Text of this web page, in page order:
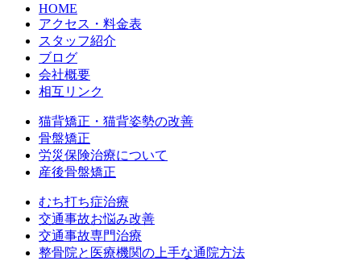
HOME
アクセス・料金表
スタッフ紹介
ブログ
会社概要
相互リンク
猫背矯正・猫背姿勢の改善
骨盤矯正
労災保険治療について
産後骨盤矯正
むち打ち症治療
交通事故お悩み改善
交通事故専門治療
整骨院と医療機関の上手な通院方法